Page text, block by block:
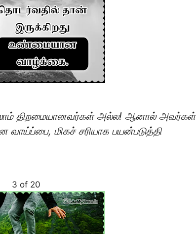
திறமையானவர்கள் அல்ல! ஆனால் அவர்கள்
வாய்ப்பை, மிகச் சரியாக பயன்படுத்தி
3 of 20